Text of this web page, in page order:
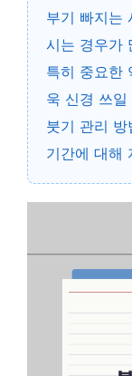
부기 빠지는
시는 경우가
특히 중요한
욱 신경 쓰
붓기 관리
기간에 대해